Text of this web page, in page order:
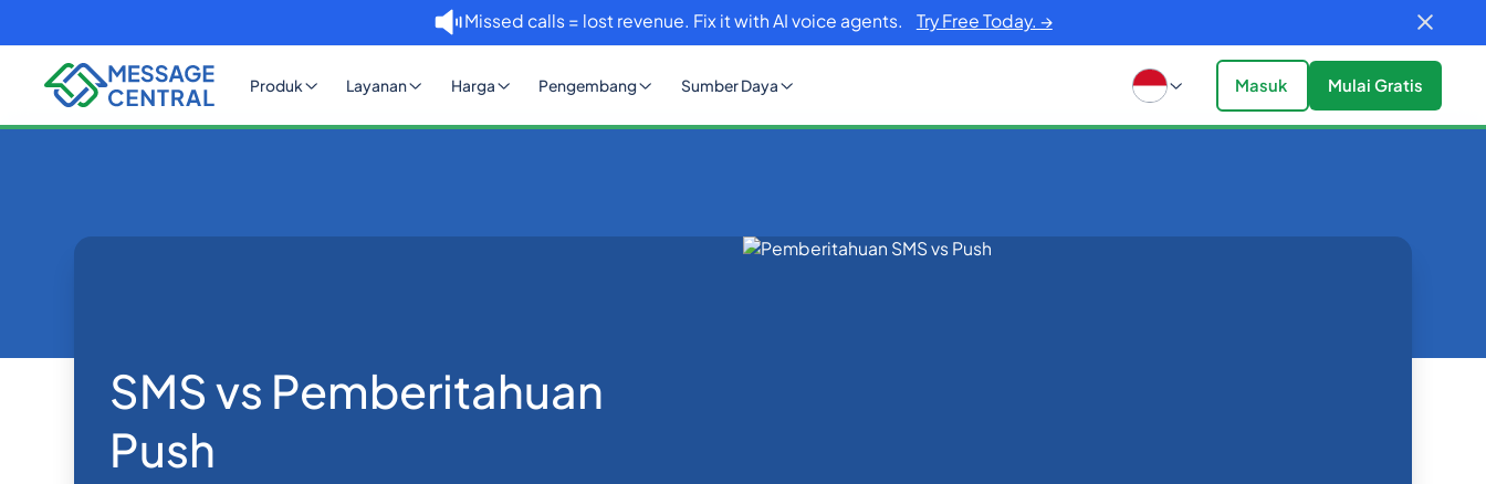
Missed calls = lost revenue. Fix it with AI voice agents. Try Free Today. →
Produk Layanan Harga Pengembang Sumber Daya Masuk Mulai Gratis
SMS vs Pemberitahuan
Push